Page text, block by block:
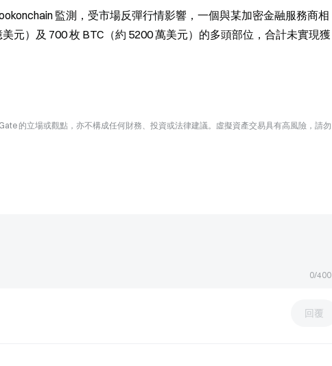
監測，受市場反彈行情影響，一個與某加密金融服務商相
元）及 700 枚 BTC（約 5200 萬美元）的多頭部位，合計未實現獲
的立場或觀點，亦不構成任何財務、投資或法律建議。虛擬資產交易具有高風險，請勿
0/400
回覆